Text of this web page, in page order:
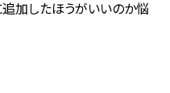
追加したほうがいいのか悩